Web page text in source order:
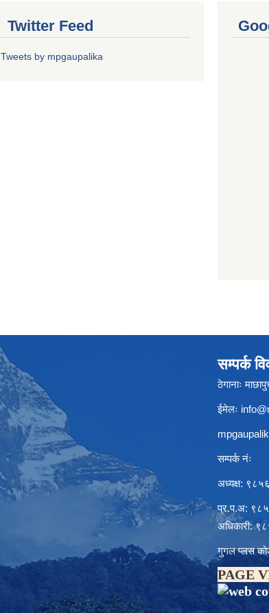
Twitter Feed
Tweets by mpgaupalika
सम्पर्क
ठेगानाः
ईमेलः
सम्पर्क नंः
अध्यक्ष:
प्र.प.अ:
अधिकारी:
गुगल प्लस
PAGE